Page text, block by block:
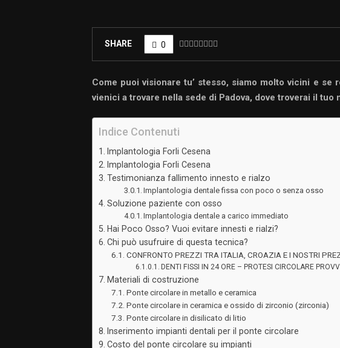
SHARE 0
Come puoi visionare tu’ stesso, siamo molto vicini e
vienici a trovare nella sede di Padova, dove troverai il tuo
Indice Contenuti
Implantologia Forli Cesena
Implantologia Forli Cesena
Testimonianza fallimento innesto e rialzo
Implantologia dentale fissa con poco o senza osso
Soluzione paziente con osso
Implantologia dentale a carico immediato
Hai Poco Osso? Vuoi evitare innesti e rialzi?
Chi può usufruire di questa tecnica?
CONFRONTO PREZZI TRA ITALIA, CROAZIA E I NOSTRI
DENTI FISSI IN 24 ORE – PROTESI CIRCOLARE
Materiali di costruzione
Ponte circolare in metallo e ceramica
Ponte circolare in ceramica e ossido di zirconio (zirconia)
Ponte circolare in disilicato di litio
Inserimento impianti dentali per il ponte circolare
Costo del ponte circolare su impianti